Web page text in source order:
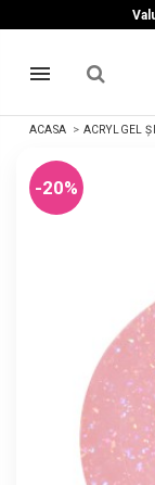
ACASA ACRYLGEL
-20%